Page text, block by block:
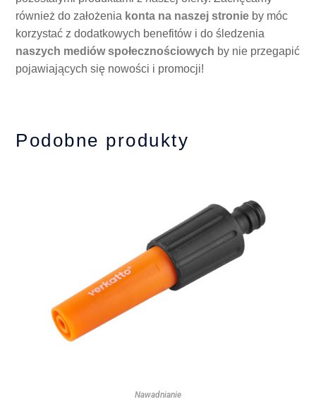
również do założenia konta na naszej stronie by móc
korzystać z dodatkowych benefitów i do śledzenia
naszych mediów społecznościowych by nie przegapić
pojawiających się nowości i promocji!
Podobne produkty
Nawadnianie